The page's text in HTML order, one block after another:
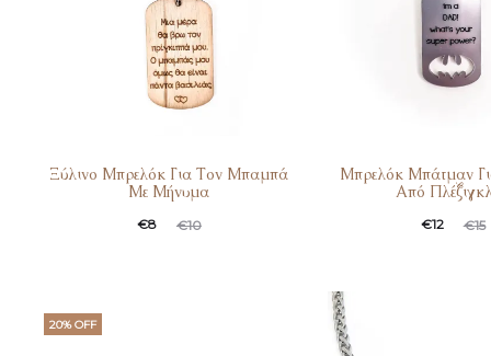
Ξύλινο Μπρελόκ Για Τον Μπαμπά
Με Μήνυμα
€10
€8
Μπρελόκ Μπάτμαν
Από
€15
€12
20% OFF